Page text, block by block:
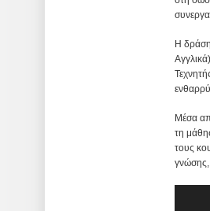
Η
Μέσα
τη
τους
γνώσης,